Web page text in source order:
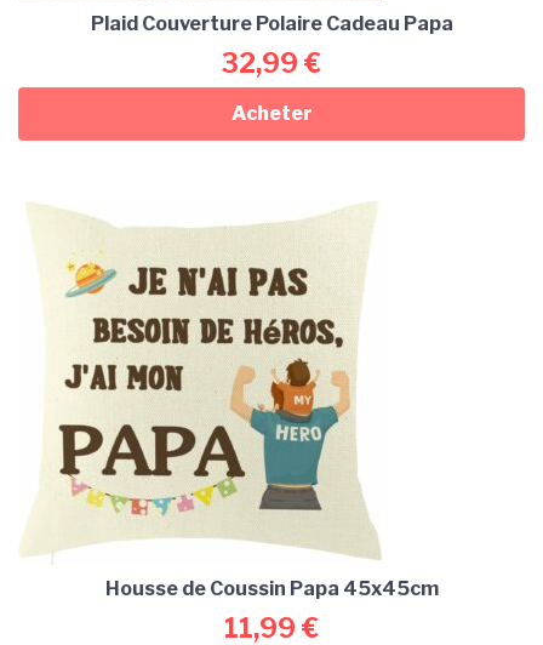
Plaid Couverture Polaire Cadeau Papa
32,99 €
Acheter
Housse de Coussin Papa 45x45cm
11,99 €